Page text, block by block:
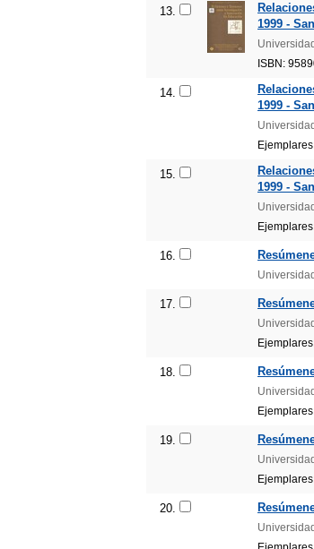
13.
1999 -
ISBN:
14.
1999 -
15.
1999 -
16.
17.
18.
19.
20.